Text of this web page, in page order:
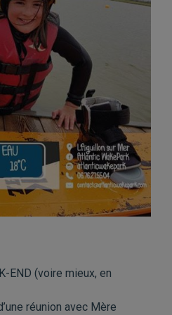
END (voire mieux, en
réunion avec Mère